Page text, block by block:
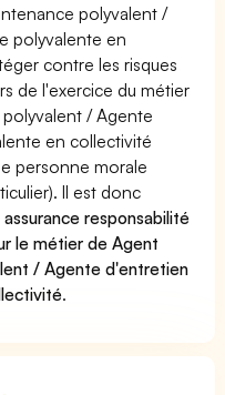
polyvalent /
polyvalente en
contre les risques
de l'exercice du métier
/ Agente
en collectivité
personne morale
Il est donc
assurance responsabilité
le métier de Agent
/ Agente d'entretien
.